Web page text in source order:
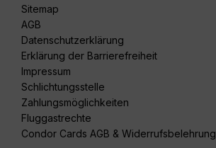
Sitemap
AGB
Datenschutzerklärung
Erklärung der Barrierefreiheit
Impressum
Schlichtungsstelle
Zahlungsmöglichkeiten
Fluggastrechte
Condor Cards AGB & Widerrufsbelehrung